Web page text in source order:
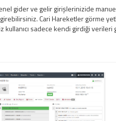
gider ve gelir girişlerinizide
Cari Hareketler görme
kullanıcı sadece kendi girdiği verileri